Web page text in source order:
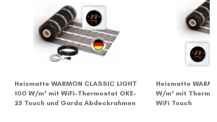
Heizmatte WARMON CLASSIC LIGHT
100 W/m² mit WiFi-Thermostat OKE-
25 Touch und Garda Abdeckrahmen
Heizmatte
W/m² mit
WiFi Touch